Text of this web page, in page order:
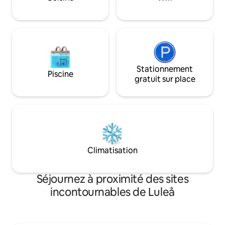
frais. Remarque : le sol est froid en hiver.
Piscine
Stationnement
gratuit sur place
Climatisation
Séjournez à proximité des sites
incontournables de Luleå